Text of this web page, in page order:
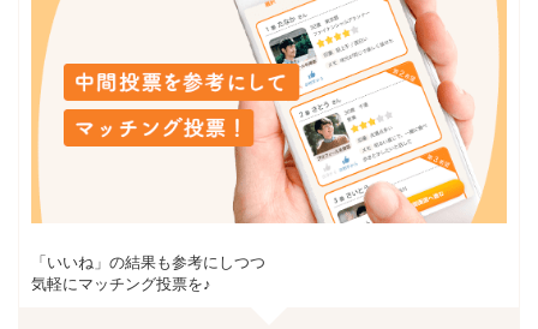
「いいね」の結果も参考にしつつ
気軽にマッチング投票を♪